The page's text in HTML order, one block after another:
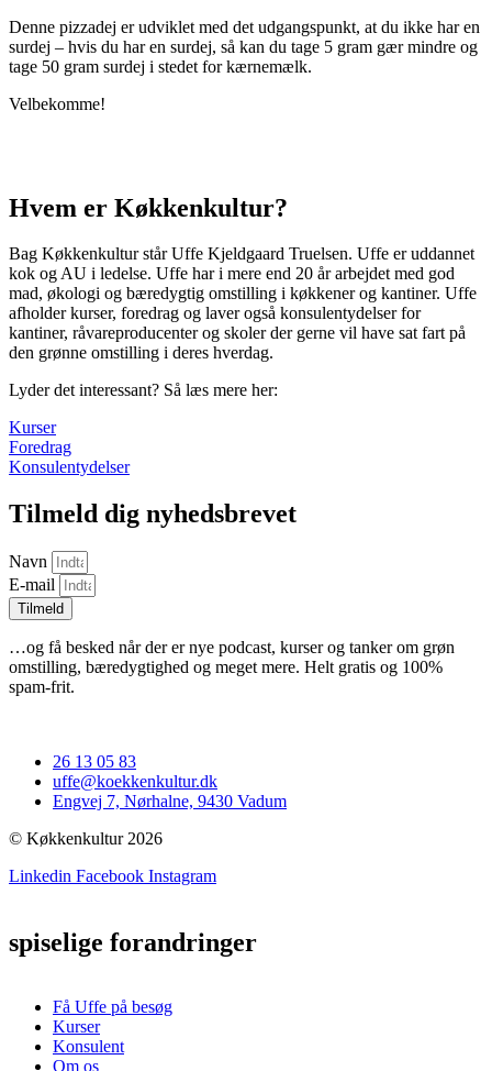
Denne pizzadej er udviklet med det udgangspunkt, at du ikke har en
surdej – hvis du har en surdej, så kan du tage 5 gram gær mindre og
tage 50 gram surdej i stedet for kærnemælk.
Velbekomme!
Hvem er Køkkenkultur?
Bag Køkkenkultur står Uffe Kjeldgaard Truelsen. Uffe er uddannet
kok og AU i ledelse. Uffe har i mere end 20 år arbejdet med god
mad, økologi og bæredygtig omstilling i køkkener og kantiner. Uffe
afholder kurser, foredrag og laver også konsulentydelser for
kantiner, råvareproducenter og skoler der gerne vil have sat fart på
den grønne omstilling i deres hverdag.
Lyder det interessant? Så læs mere her:
Kurser
Foredrag
Konsulentydelser
Tilmeld dig nyhedsbrevet
Navn
E-mail
Tilmeld
…og få besked når der er nye podcast, kurser og tanker om grøn
omstilling, bæredygtighed og meget mere. Helt gratis og 100%
spam-frit.
26 13 05 83
uffe@koekkenkultur.dk
Engvej 7, Nørhalne, 9430 Vadum
© Køkkenkultur 2026
Linkedin Facebook Instagram
spiselige forandringer
Få Uffe på besøg
Kurser
Konsulent
Om os